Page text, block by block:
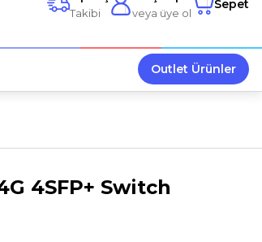
Takibi veya üye ol
Sepet
Outlet Ürünler
4SFP+ Switch